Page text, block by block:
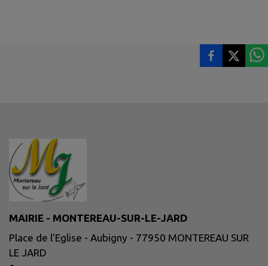
MAIRIE - MONTEREAU-SUR-LE-JARD
Place de l'Eglise - Aubigny - 77950 MONTEREAU SUR
LE JARD